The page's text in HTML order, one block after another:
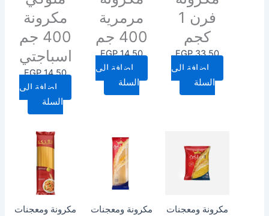
فرن 1
كجم
EGP33.50
إضافة إلى
السلة
مرمرية
400 جم
EGP14.50
إضافة إلى
السلة
مكرونة
400 جم
اسباجتي
EGP14.50
إضافة إلى
السلة
مكرونة ومعجنات مكرونة ومعجنات مكرونة ومعجنات